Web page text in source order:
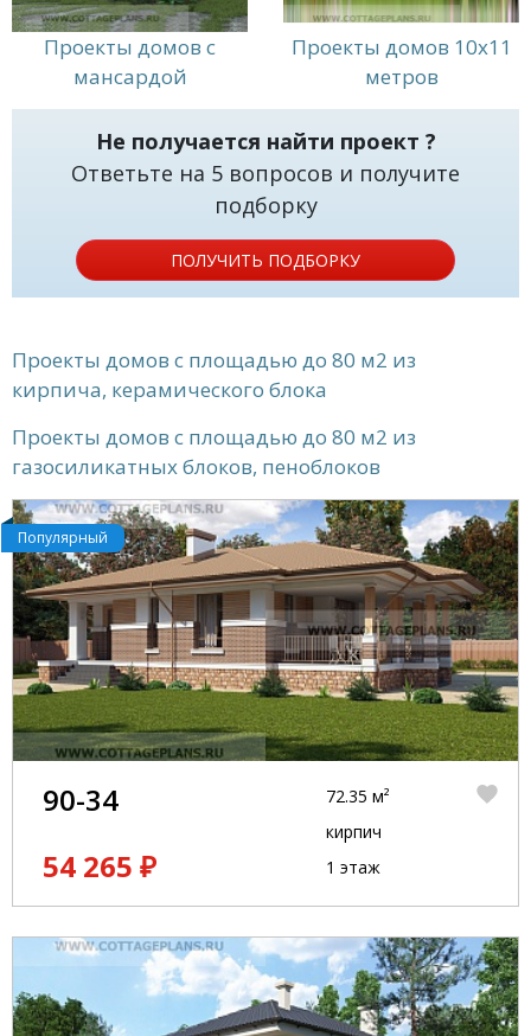
Проекты домов с
мансардой
Проекты домов 10x11
метров
Не получается найти проект ?
Ответьте на 5 вопросов и получите
подборку
ПОЛУЧИТЬ ПОДБОРКУ
Проекты домов с площадью до 80 м2 из
кирпича, керамического блока
Проекты домов с площадью до 80 м2 из
газосиликатных блоков, пеноблоков
Популярный
90-34
54 265 ₽
72.35 м²
кирпич
1 этаж